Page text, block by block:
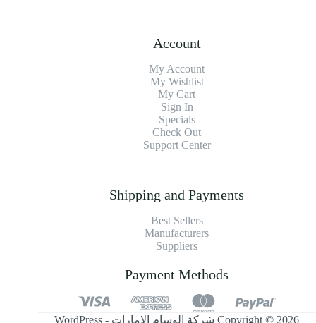
Account
My Account
My Wishlist
My Cart
Sign In
Specials
Check Out
Support Center
Shipping and Payments
Best Sellers
Manufacturers
Suppliers
Payment Methods
Copyright © 2026 شركة الوسام الإمارات - WordPress